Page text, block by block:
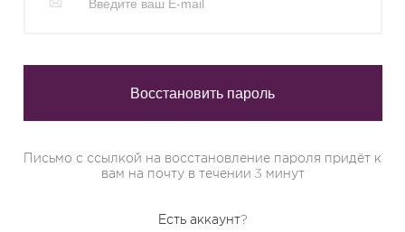
Письмо с ссылкой на восстановление пароля придёт к
вам на почту в течении 3 минут
Есть аккаунт?